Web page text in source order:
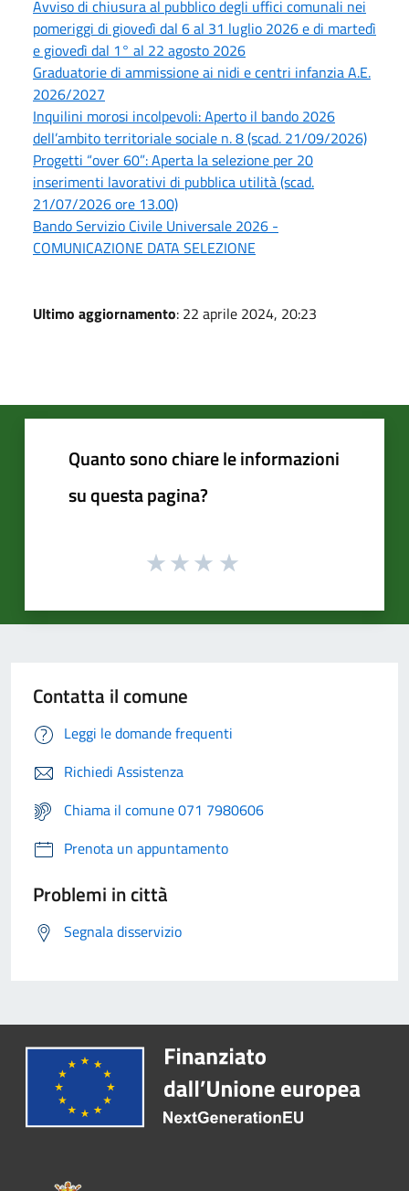
Avviso di chiusura al pubblico degli uffici comunali nei
pomeriggi di giovedì dal 6 al 31 luglio 2026 e di martedì
e giovedì dal 1° al 22 agosto 2026
Graduatorie di ammissione ai nidi e centri infanzia A.E.
2026/2027
Inquilini morosi incolpevoli: Aperto il bando 2026
dell’ambito territoriale sociale n. 8 (scad. 21/09/2026)
Progetti “over 60”: Aperta la selezione per 20
inserimenti lavorativi di pubblica utilità (scad.
21/07/2026 ore 13.00)
Bando Servizio Civile Universale 2026 -
COMUNICAZIONE DATA SELEZIONE
Ultimo aggiornamento: 22 aprile 2024, 20:23
Quanto sono chiare le informazioni
su questa pagina?
Contatta il comune
Leggi le domande frequenti
Richiedi Assistenza
Chiama il comune 071 7980606
Prenota un appuntamento
Problemi in città
Segnala disservizio